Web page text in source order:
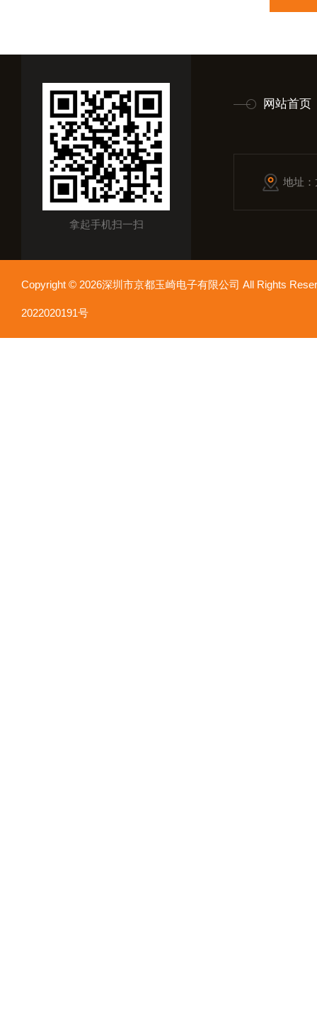
拿起手机扫一扫
网站首页
地址
Copyright © 2026深圳市京都玉崎电子有限公司 All Rights
2022020191号